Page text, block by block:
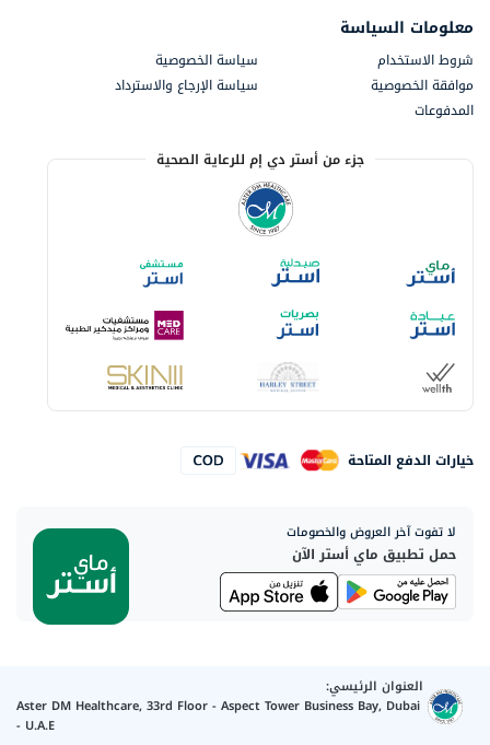
معلومات السياسة
شروط الاستخدام
سياسة الخصوصية
موافقة الخصوصية
سياسة الإرجاع والاسترداد
المدفوعات
جزء من أستر دي إم للرعاية الصحية
خيارات الدفع المتاحة
لا تفوت آخر العروض والخصومات
حمل تطبيق ماي أستر الآن
العنوان الرئيسي:
Aster DM Healthcare, 33rd Floor - Aspect Tower Business Bay, Dubai
- U.A.E